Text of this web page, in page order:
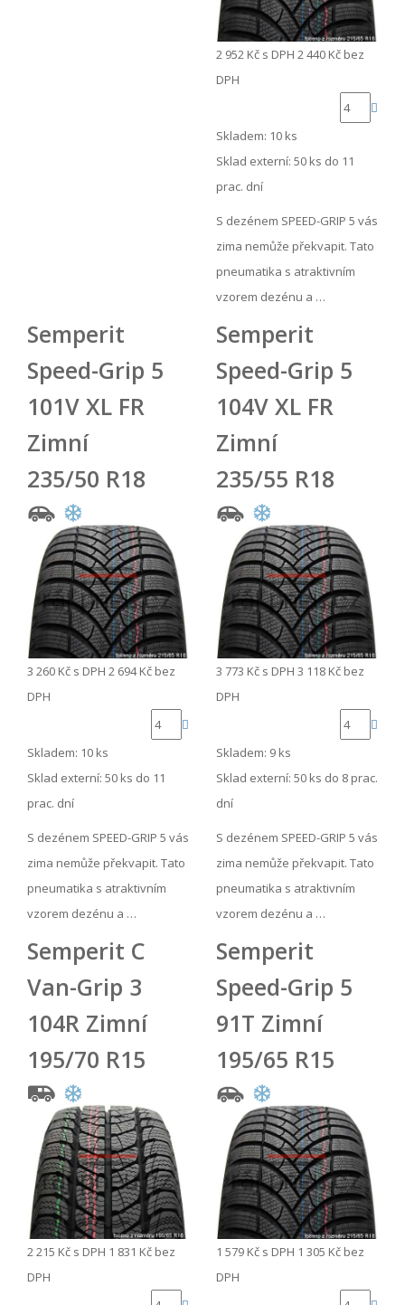
2 952 Kč s DPH 2 440 Kč bez
DPH
Skladem: 10 ks
Sklad externí: 50 ks do 11
prac. dní
S dezénem SPEED-GRIP 5 vás
zima nemůže překvapit. Tato
pneumatika s atraktivním
vzorem dezénu a …
Semperit
Speed-Grip 5
101V XL FR
Zimní
235/50 R18
3 260 Kč s DPH 2 694 Kč bez
DPH
Skladem: 10 ks
Sklad externí: 50 ks do 11
prac. dní
S dezénem SPEED-GRIP 5 vás
zima nemůže překvapit. Tato
pneumatika s atraktivním
vzorem dezénu a …
Semperit
Speed-Grip 5
104V XL FR
Zimní
235/55 R18
3 773 Kč s DPH 3 118 Kč bez
DPH
Skladem: 9 ks
Sklad externí: 50 ks do 8 prac.
dní
S dezénem SPEED-GRIP 5 vás
zima nemůže překvapit. Tato
pneumatika s atraktivním
vzorem dezénu a …
Semperit C
Van-Grip 3
104R Zimní
195/70 R15
2 215 Kč s DPH 1 831 Kč bez
DPH
Semperit
Speed-Grip 5
91T Zimní
195/65 R15
1 579 Kč s DPH 1 305 Kč bez
DPH